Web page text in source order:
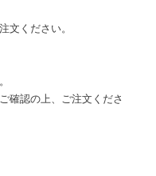
文ください。
確認の上、ご注文くださ